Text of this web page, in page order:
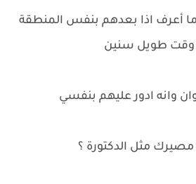
أعرف اذا بعدهم بنفس المنطقة
وقت طويل سنين
وانه ادور عليهم بنفسي
مصيرك مثل الدكتورة ؟